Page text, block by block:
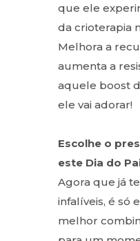
que ele
da crioterapia
Melhora a
aumenta a
aquele boost
ele vai adorar!
Escolhe o
este Dia do
Agora que já
infalíveis, é só
melhor